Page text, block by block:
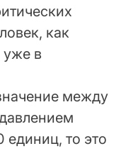
как
уже в
между
единиц, то это